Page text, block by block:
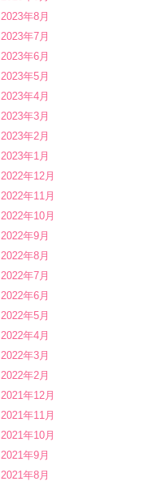
2023年8月
2023年7月
2023年6月
2023年5月
2023年4月
2023年3月
2023年2月
2023年1月
2022年12月
2022年11月
2022年10月
2022年9月
2022年8月
2022年7月
2022年6月
2022年5月
2022年4月
2022年3月
2022年2月
2021年12月
2021年11月
2021年10月
2021年9月
2021年8月